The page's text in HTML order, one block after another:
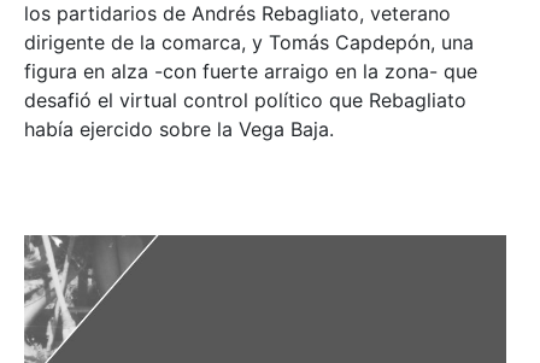
los partidarios de Andrés Rebagliato, veterano
dirigente de la comarca, y Tomás Capdepón, una
figura en alza -con fuerte arraigo en la zona- que
desafió el virtual control político que Rebagliato
había ejercido sobre la Vega Baja.